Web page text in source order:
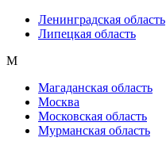
Ленинградская область
Липецкая область
М
Магаданская область
Москва
Московская область
Мурманская область